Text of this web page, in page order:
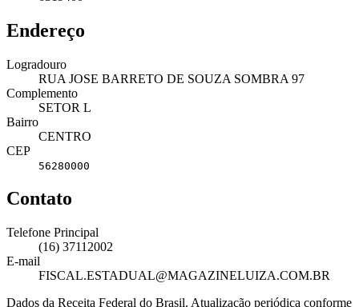
Endereço
Logradouro
RUA JOSE BARRETO DE SOUZA SOMBRA 97
Complemento
SETOR L
Bairro
CENTRO
CEP
56280000
Contato
Telefone Principal
(16) 37112002
E-mail
FISCAL.ESTADUAL@MAGAZINELUIZA.COM.BR
Dados da Receita Federal do Brasil. Atualização periódica conforme